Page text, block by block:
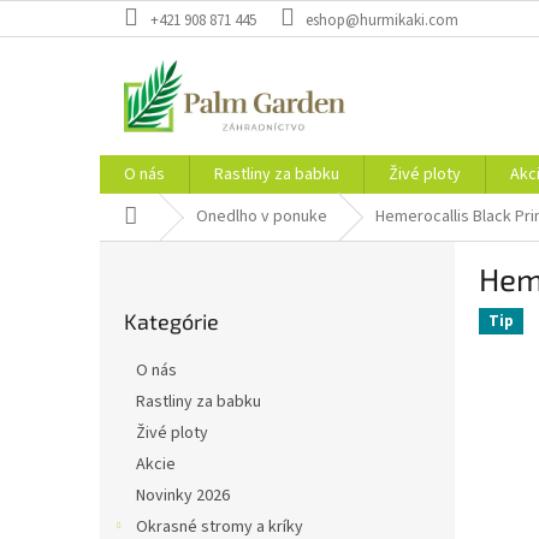
na
+421 908 871 445 eshop@hurmikaki.com
O nás Rastliny za babku Živé ploty
Domov Onedlho v ponuke Hemerocallis Black
kategórie
Kategórie
O nás
Rastliny za babku
Živé ploty
Akcie
Novinky 2026
Okrasné stromy a kríky
Tip